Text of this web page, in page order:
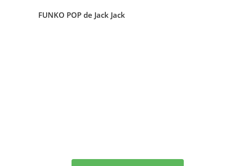
FUNKO POP de Jack Jack